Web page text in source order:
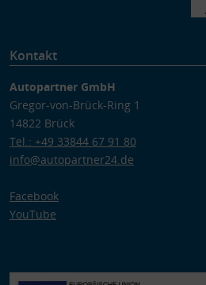
Kontakt
Autopartner GmbH
Gregor-von-Brück-Ring 1
14822 Brück
Tel.: +49 33844 67 91 80
info@autopartner24.de
Facebook
YouTube